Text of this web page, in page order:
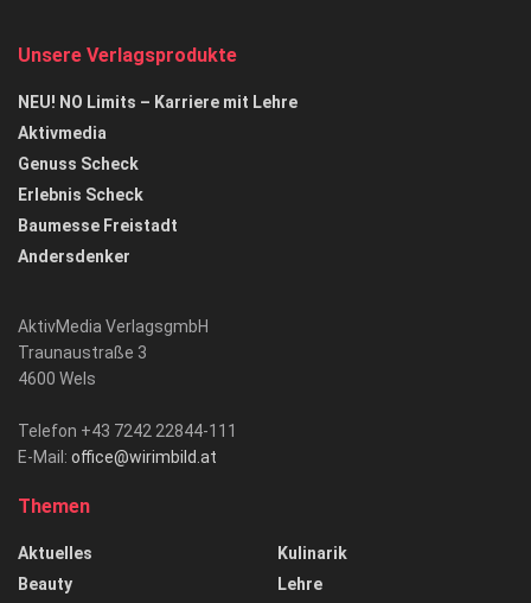
Unsere Verlagsprodukte
NEU! NO Limits – Karriere mit Lehre
Aktivmedia
Genuss Scheck
Erlebnis Scheck
Baumesse Freistadt
Andersdenker
AktivMedia VerlagsgmbH
Traunaustraße 3
4600 Wels
Telefon +43 7242 22844-111
E-Mail: office@wirimbild.at
Themen
Aktuelles
Beauty
Kulinarik
Lehre